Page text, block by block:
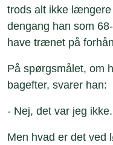
trods alt ikke
dengang han som
have trænet på
På spørgsmålet, om
bagefter, svarer han:
- Nej, det var jeg
Men hvad er det ved